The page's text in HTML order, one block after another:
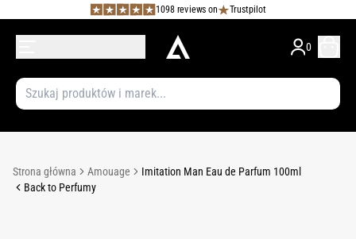
1098 reviews on Trustpilot
0
Strona główna Amouage
Imitation Man Eau de Parfum 100ml
Back to Perfumy